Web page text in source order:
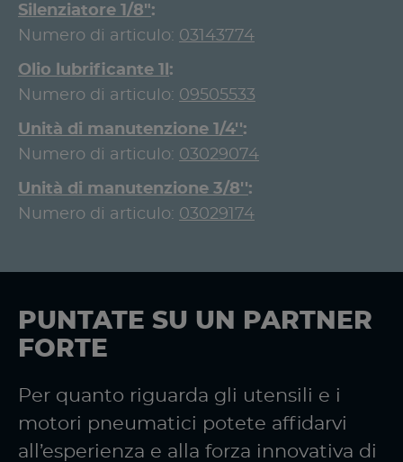
Silenziatore 1/8"
Numero di articulo: 03143774
Olio lubrificante 1l
Numero di articulo: 09505533
Unità di manutenzione 1/4''
Numero di articulo: 03029074
Unità di manutenzione 3/8''
Numero di articulo: 03029174
PUNTATE SU UN PARTNER
FORTE
Per quanto riguarda gli utensili e i
motori pneumatici potete affidarvi
all’esperienza e alla forza innovativa di